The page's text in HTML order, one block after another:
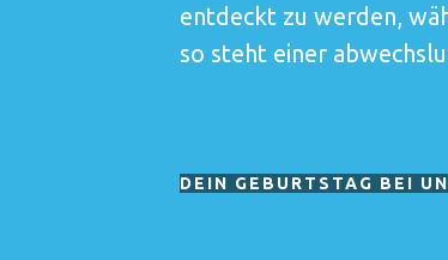
entdeckt zu werden,
so steht einer
DEIN GEBURTSTAG BEI